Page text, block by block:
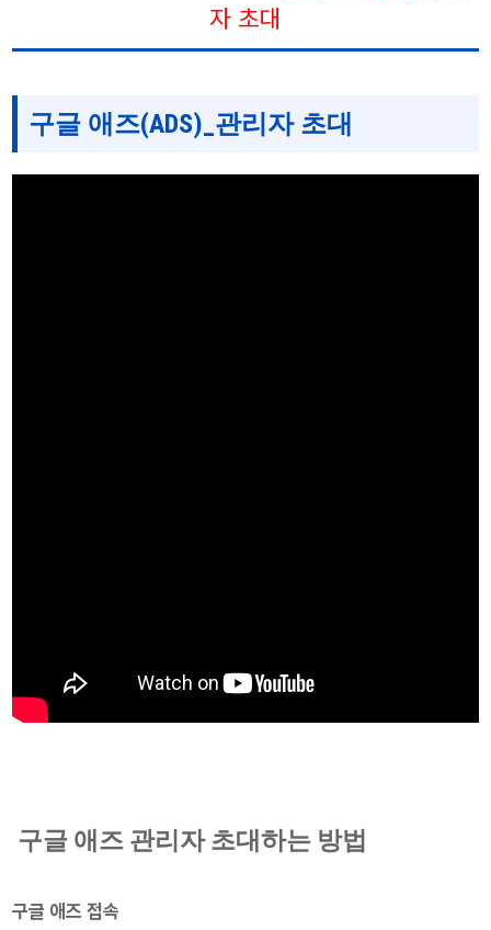
자 초대
구글 애즈(ADS)_관리자 초대
구글 애즈 관리자 초대하는 방법
구글 애즈 접속